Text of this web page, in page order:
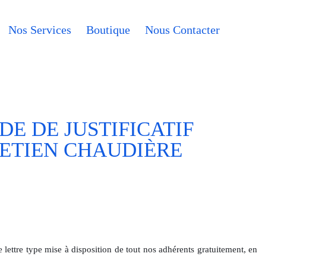
Nos Services Boutique Nous Contacter
DE JUSTIFICATIF
CHAUDIÈRE
lettre type mise à disposition de tout nos adhérents gratuitement, en